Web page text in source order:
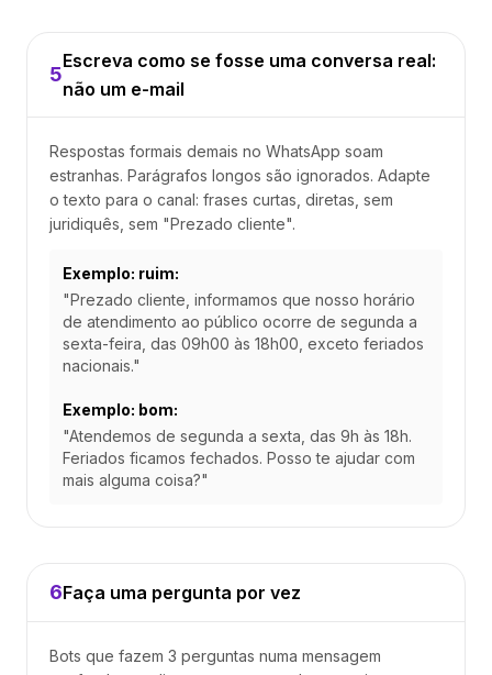
5
Escreva como se fosse uma conversa real:
não um e-mail
Respostas formais demais no WhatsApp soam
estranhas. Parágrafos longos são ignorados. Adapte
o texto para o canal: frases curtas, diretas, sem
juridiquês, sem "Prezado cliente".
Exemplo: ruim:
"Prezado cliente, informamos que nosso horário
de atendimento ao público ocorre de segunda a
sexta-feira, das 09h00 às 18h00, exceto feriados
nacionais."
Exemplo: bom:
"Atendemos de segunda a sexta, das 9h às 18h.
Feriados ficamos fechados. Posso te ajudar com
mais alguma coisa?"
6Faça uma pergunta por vez
Bots que fazem 3 perguntas numa mensagem